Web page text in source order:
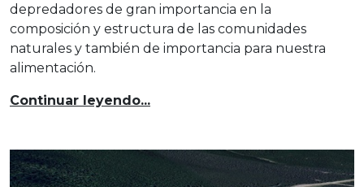
depredadores de gran importancia en la
composición y estructura de las comunidades
naturales y también de importancia para nuestra
alimentación.
Continuar leyendo...